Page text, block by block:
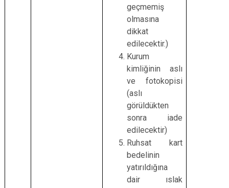
geçmemiş
olmasına
dikkat
edilecektir.)
Kurum
kimliğinin aslı
ve fotokopisi
(aslı
görüldükten
sonra iade
edilecektir)
Ruhsat kart
bedelinin
yatırıldığına
dair ıslak